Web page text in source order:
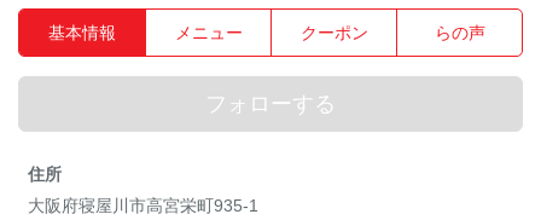
基本情報 メニュー クーポン らの声
フォローする
住所
大阪府寝屋川市高宮栄町935-1